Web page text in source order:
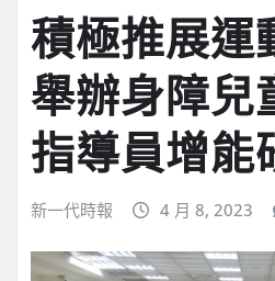
積極推展運
舉辦身障兒
指導員增能
新一代時報 4 月 8, 2023